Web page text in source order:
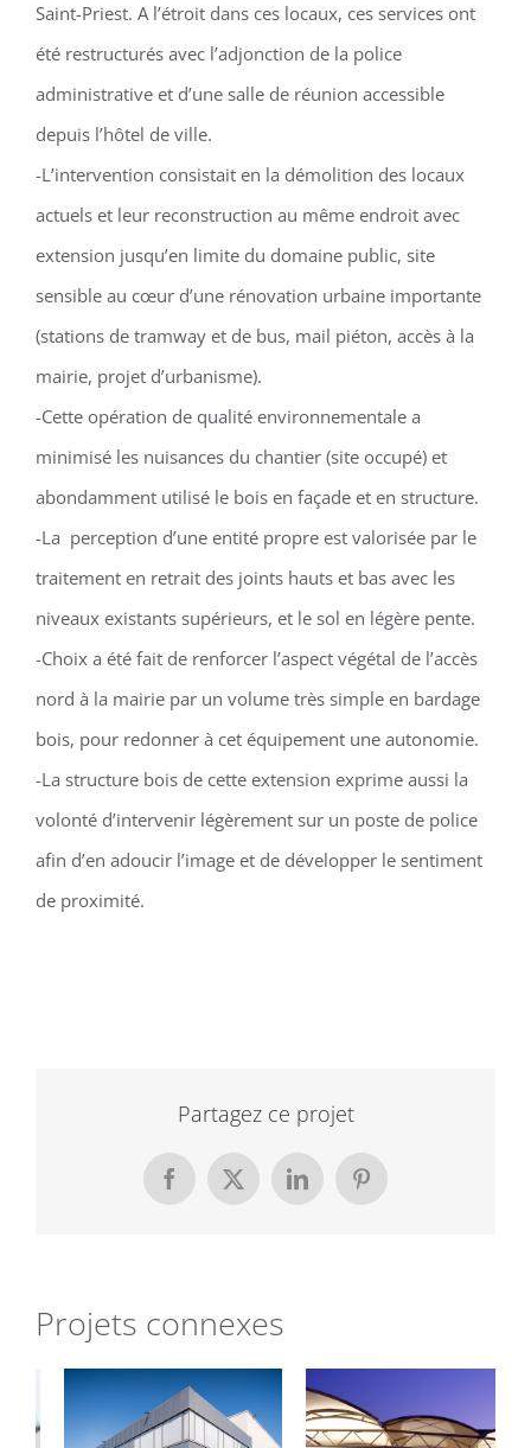
Saint-Priest. A l’étroit dans ces locaux, ces services ont
été restructurés avec l’adjonction de la police
administrative et d’une salle de réunion accessible
depuis l’hôtel de ville.
-L’intervention consistait en la démolition des locaux
actuels et leur reconstruction au même endroit avec
extension jusqu’en limite du domaine public, site
sensible au cœur d’une rénovation urbaine importante
(stations de tramway et de bus, mail piéton, accès à la
mairie, projet d’urbanisme).
-Cette opération de qualité environnementale a
minimisé les nuisances du chantier (site occupé) et
abondamment utilisé le bois en façade et en structure.
-La perception d’une entité propre est valorisée par le
traitement en retrait des joints hauts et bas avec les
niveaux existants supérieurs, et le sol en légère pente.
-Choix a été fait de renforcer l’aspect végétal de l’accès
nord à la mairie par un volume très simple en bardage
bois, pour redonner à cet équipement une autonomie.
-La structure bois de cette extension exprime aussi la
volonté d’intervenir légèrement sur un poste de police
afin d’en adoucir l’image et de développer le sentiment
de proximité.
Partagez ce projet
Facebook
X LinkedInPinterest
Projets connexes